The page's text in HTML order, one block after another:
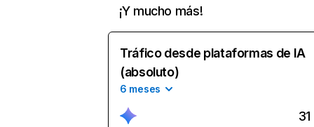
¡Y mucho más!
Tráfico desde plataformas de IA
(absoluto)
6 meses
31